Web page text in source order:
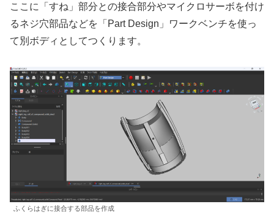
ここに「すね」部分との接合部分やマイクロサーボを付け
るネジ穴部品などを「Part Design」ワークベンチを使っ
て別ボディとしてつくります。
ふくらはぎに接合する部品を作成